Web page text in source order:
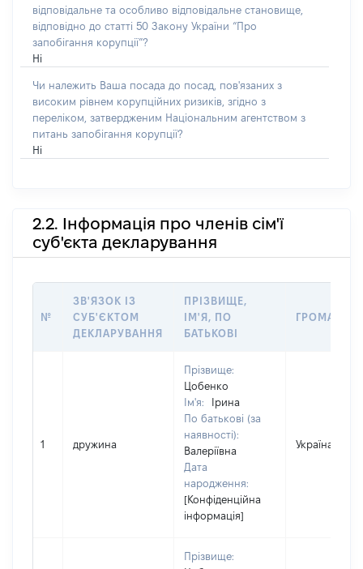
відповідальне та особливо відповідальне становище,
відповідно до статті 50 Закону України “Про
запобігання корупції”?
Ні
Чи належить Ваша посада до посад, пов'язаних з
високим рівнем корупційних ризиків, згідно з
переліком, затвердженим Національним агентством з
питань запобігання корупції?
Ні
2.2. Інформація про членів сім'ї
суб'єкта декларування
№
ЗВ'ЯЗОК ІЗ
СУБ'ЄКТОМ
ДЕКЛАРУВАННЯ
ПРІЗВИЩЕ,
ІМ'Я, ПО
БАТЬКОВІ
1 дружина
Прізвище:
Цобенко
Ім'я:
Ірина
По батькові (за
наявності):
Валеріївна
Дата
народження:
[Конфіденційна
інформація]
Україна
Прізвище: